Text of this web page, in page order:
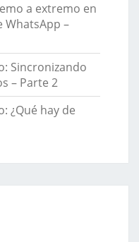
a extremo en
WhatsApp –
Sincronizando
– Parte 2
¿Qué hay de